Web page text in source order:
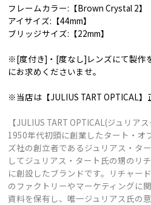
フレームカラー:【Brown Crystal 2】
アイサイズ:【44mm】
ブリッジサイズ:【22mm】
※[度付き]・[度なし]レンズにて製作
にお求めくださいませ。
※当店は【JULIUS TART OPTICAL】
【JULIUS TART OPTICAL(ジュリア
1950年代初頭に創業したタート・オ
ズ社の創立者であるジュリアス・タ
してジュリアス・タート氏の甥のリ
に創設したブランドです。リチャー
のファクトリーやマーケティングに
資料を保有し、唯一ジュリアス氏の